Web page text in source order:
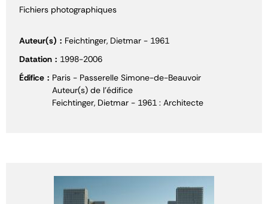
Fichiers photographiques
Auteur(s)
Feichtinger, Dietmar - 1961
Datation
1998-2006
Édifice
Paris - Passerelle Simone-de-Beauvoir
Auteur(s) de l'édifice
Feichtinger, Dietmar - 1961 : Architecte